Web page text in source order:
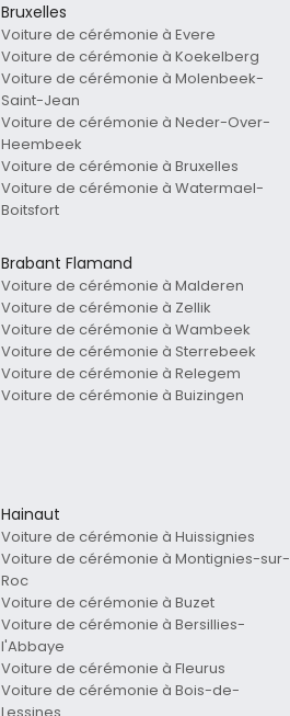
Bruxelles
Voiture de cérémonie à Evere
Voiture de cérémonie à Koekelberg
Voiture de cérémonie à Molenbeek-
Saint-Jean
Voiture de cérémonie à Neder-Over-
Heembeek
Voiture de cérémonie à Bruxelles
Voiture de cérémonie à Watermael-
Boitsfort
Brabant Flamand
Voiture de cérémonie à Malderen
Voiture de cérémonie à Zellik
Voiture de cérémonie à Wambeek
Voiture de cérémonie à Sterrebeek
Voiture de cérémonie à Relegem
Voiture de cérémonie à Buizingen
Hainaut
Voiture de cérémonie à Huissignies
Voiture de cérémonie à Montignies-sur-
Roc
Voiture de cérémonie à Buzet
Voiture de cérémonie à Bersillies-
l'Abbaye
Voiture de cérémonie à Fleurus
Voiture de cérémonie à Bois-de-